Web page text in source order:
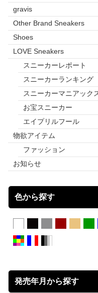
gravis
Other Brand Sneakers
Shoes
LOVE Sneakers
スニーカーレポート
スニーカーランキング
スニーカーマニアック
お宝スニーカー
エイプリルフール
物欲アイテム
ファッション
お知らせ
色から探す
発売年月から探す